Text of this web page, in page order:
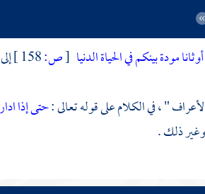
مودة بينكم في الحياة الدنيا [ص:
" ، في الكلام على قوله تعالى :حتى إذا